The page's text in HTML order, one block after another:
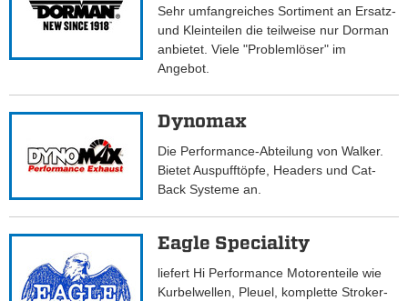
Sehr umfangreiches Sortiment an Ersatz-
und Kleinteilen die teilweise nur Dorman
anbietet. Viele "Problemlöser" im
Angebot.
Dynomax
Die Performance-Abteilung von Walker.
Bietet Auspufftöpfe, Headers und Cat-
Back Systeme an.
Eagle Speciality
liefert Hi Performance Motorenteile wie
Kurbelwellen, Pleuel, komplette Stroker-